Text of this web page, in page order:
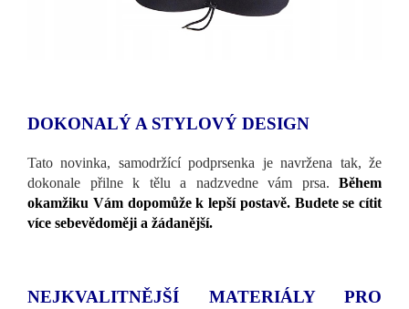
DOKONALÝ A STYLOVÝ DESIGN
Tato novinka, samodržící podprsenka je navržena tak, že
dokonale přilne k tělu a nadzvedne vám prsa. Během
okamžiku Vám dopomůže k lepší postavě. Budete se cítit
více sebevědoměji a žádanější.
NEJKVALITNĚJŠÍ MATERIÁLY PRO